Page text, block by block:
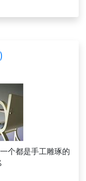
个都是手工雕琢的